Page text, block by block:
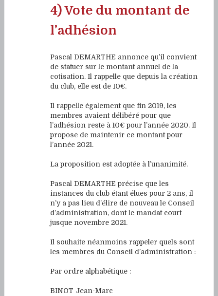
4) Vote du montant de
l’adhésion
Pascal DEMARTHE annonce qu’il convient
de statuer sur le montant annuel de la
cotisation. Il rappelle que depuis la création
du club, elle est de 10€.
Il rappelle également que fin 2019, les
membres avaient délibéré pour que
l’adhésion reste à 10€ pour l’année 2020. Il
propose de maintenir ce montant pour
l’année 2021.
La proposition est adoptée à l’unanimité.
Pascal DEMARTHE précise que les
instances du club étant élues pour 2 ans, il
n’y a pas lieu d’élire de nouveau le Conseil
d’administration, dont le mandat court
jusque novembre 2021.
Il souhaite néanmoins rappeler quels sont
les membres du Conseil d’administration :
Par ordre alphabétique :
BINOT Jean-Marc